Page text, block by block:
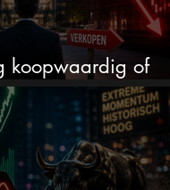
koopwaardig of
om te verkopen?